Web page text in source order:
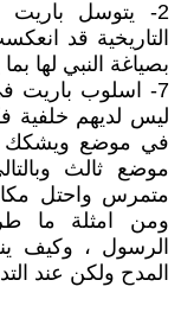
2- يتوسل باريت
التاريخية قد
بصياغة النبي لها
7- اسلوب باريت
ليس لديهم خلفية
في موضع
موضع ثالث
متمرس واحتل
ومن امثلة ما
الرسول ، وكيف
المدح ولكن عند